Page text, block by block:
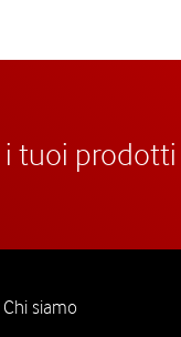
tuoi
Chi siamo